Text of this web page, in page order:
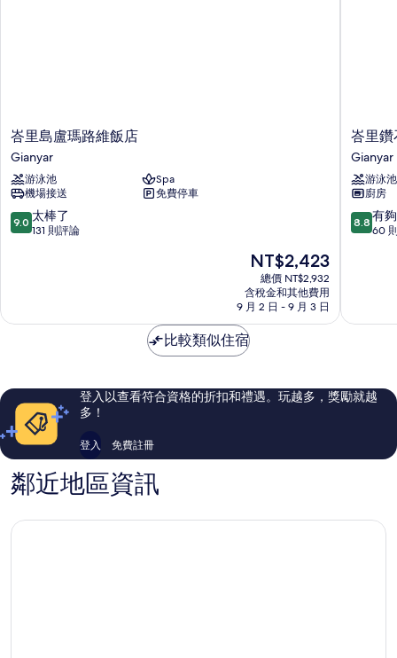
峇
里
島
盧
瑪
路
維
峇里島盧瑪路維飯店
Gianyar
游泳池
Spa
機場接送
免費停車
9.0
分，
棒
評
論
9.0 太棒了
131 則評論
現
在
價
格
為
NT$2,423
NT$2,423
總價 NT$2,932
含稅金和其他費用
9 月 2 日 - 9 月 3 日
峇
里
鑽
石
別
墅
Gianyar
峇里鑽
Gianyar
游泳池
廚房
8.8
分，
夠
評
論
8.8 有
60
比較類似住宿
登入以查看符合資格的折扣和禮遇。玩越多，獎勵就越
多！
登入 免費註冊
鄰近地區資訊